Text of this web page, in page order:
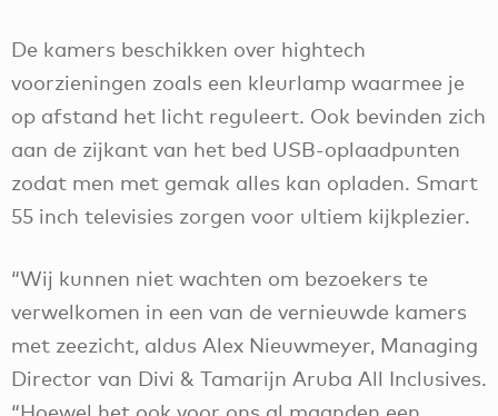
De kamers beschikken over hightech
voorzieningen zoals een kleurlamp waarmee je
op afstand het licht reguleert. Ook bevinden zich
aan de zijkant van het bed USB-oplaadpunten
zodat men met gemak alles kan opladen. Smart
55 inch televisies zorgen voor ultiem kijkplezier.
“Wij kunnen niet wachten om bezoekers te
verwelkomen in een van de vernieuwde kamers
met zeezicht, aldus Alex Nieuwmeyer, Managing
Director van Divi & Tamarijn Aruba All Inclusives.